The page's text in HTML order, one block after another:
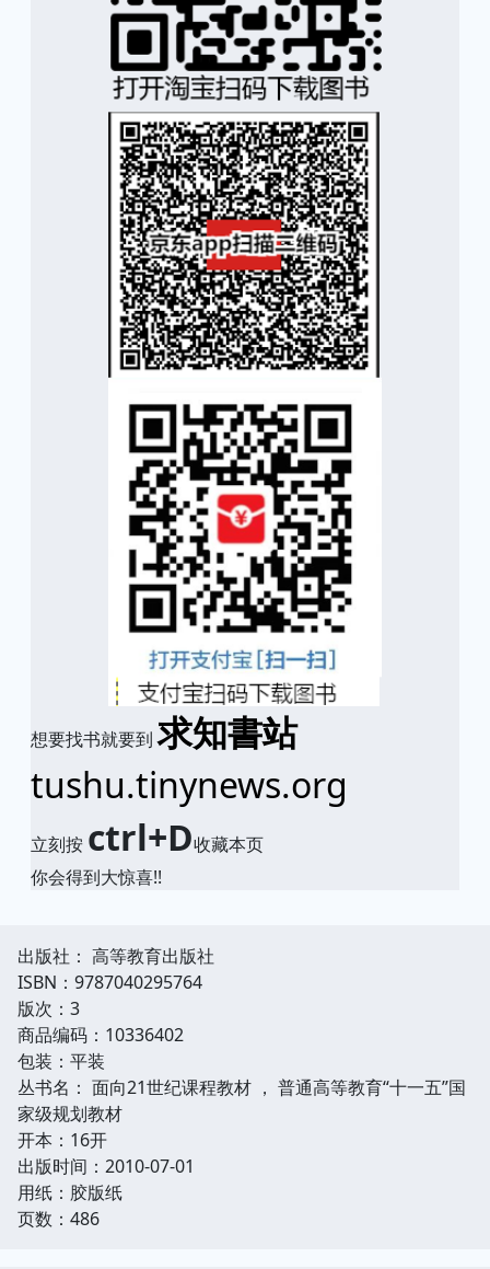
想要找书就要到求知書站
tushu.tinynews.org
立刻按 ctrl+D收藏本页
你会得到大惊喜!!
出版社： 高等教育出版社
ISBN：9787040295764
版次：3
商品编码：10336402
包装：平装
丛书名： 面向21世纪课程教材 ， 普通高等教育“十一五”国
家级规划教材
开本：16开
出版时间：2010-07-01
用纸：胶版纸
页数：486